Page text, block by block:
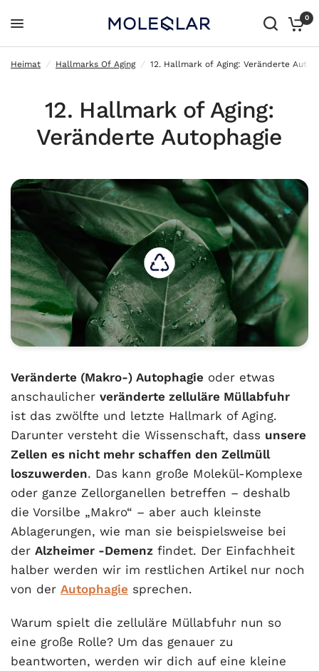
0
Heimat / Hallmarks Of Aging / 12. Hallmark of Aging: Veränderte
12. Hallmark of Aging: Veränderte Autophagie
12. Hallmark of Aging:
Veränderte Autophagie
Veränderte (Makro-) Autophagie oder etwas
anschaulicherveränderte zelluläre Müllabfuhr
ist das zwölfte und letzte Hallmark of Aging.
Darunter versteht die Wissenschaft, dass unsere
Zellen es nicht mehr schaffen den Zellmüll
loszuwerden. Das kann große Molekül-Komplexe
oder ganze Zellorganellen betreffen – deshalb
die Vorsilbe „Makro“ – aber auch kleinste
Ablagerungen, wie man sie beispielsweise bei
derAlzheimer -Demenz findet. Der Einfachheit
halber werden wir im restlichen Artikel nur noch
von derAutophagie sprechen.
Warum spielt die zelluläre Müllabfuhr nun so
eine große Rolle? Um das genauer zu
beantworten, werden wir dich auf eine kleine